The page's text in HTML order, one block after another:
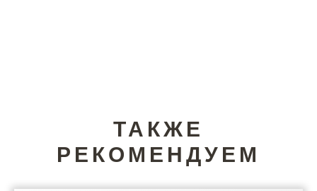
ТАКЖЕ
РЕКОМЕНДУЕМ